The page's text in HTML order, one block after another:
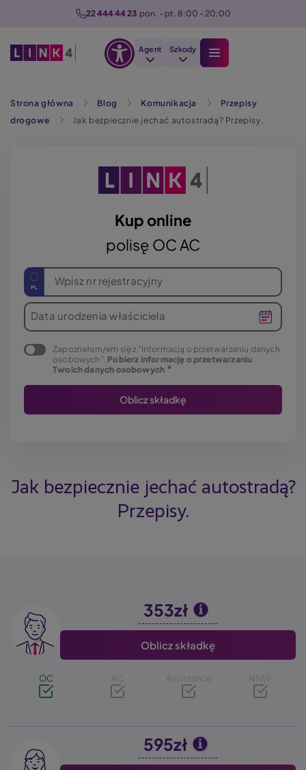
22 444 44 23 pon. - pt. 8:00 - 20:00
Agent Szkody
Strona główna Blog Komunikacja
Przepisy
drogowe
Jak bezpiecznie jechać autostradą? Przepisy.
Kup online
polisę OC AC
Wpisz nr rejestracyjny
Data urodzenia właściciela
Zapoznałam/em się z "Informacją o przetwarzaniu danych
osobowych". Pobierz informację o przetwarzaniu
Twoich danych osobowych
Jak bezpiecznie jechać autostradą?
Przepisy.
Image 353zł
Oblicz składkę
OC AC Assistance NNW
Image 595zł